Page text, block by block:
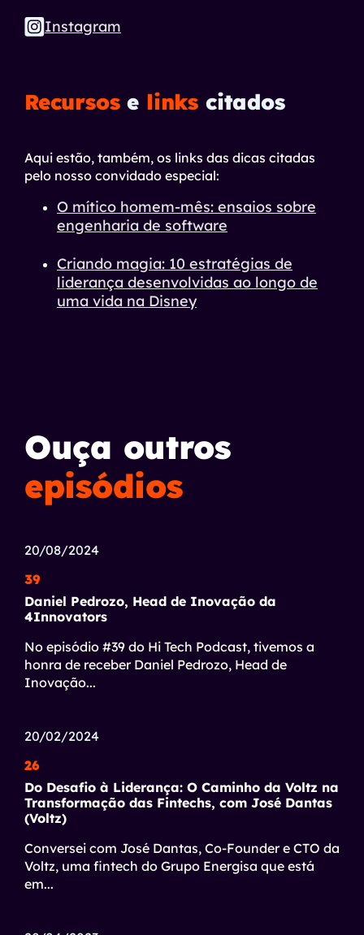
Instagram
Recursose links citados
Aqui estão, também, os links das dicas citadas
pelo nosso convidado especial:
O mítico homem-mês: ensaios sobre
engenharia de software
Criando magia: 10 estratégias de
liderança desenvolvidas ao longo de
uma vida na Disney
Ouça outros
episódios
20/08/2024
39
Daniel Pedrozo, Head de Inovação da
4Innovators
No episódio #39 do Hi Tech Podcast, tivemos a
honra de receber Daniel Pedrozo, Head de
Inovação...
20/02/2024
26
Do Desafio à Liderança: O Caminho da Voltz na
Transformação das Fintechs, com José Dantas
(Voltz)
Conversei com José Dantas, Co-Founder e CTO da
Voltz, uma fintech do Grupo Energisa que está
em...